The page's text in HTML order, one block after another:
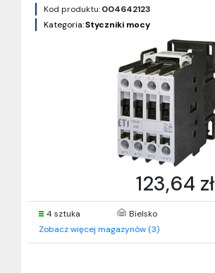
Kod produktu:004642123
Kategoria:Styczniki mocy
123,64 zł
4 sztuka Bielsko
Zobacz więcej magazynów (3)